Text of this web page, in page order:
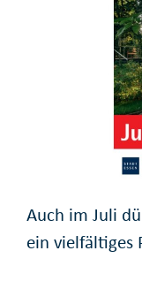
Auch im Juli
ein vielfältiges